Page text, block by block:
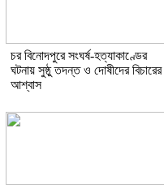
চর বিনোদপুরে সংঘর্ষ-হত্যাকাণ্ডের
ঘটনায় সুষ্ঠু তদন্ত ও দোষীদের বিচারের
আশ্বাস